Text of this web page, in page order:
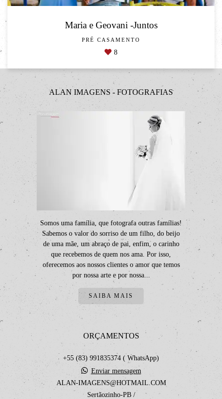
Maria e Geovani -Juntos
PRÉ CASAMENTO
8
ALAN IMAGENS - FOTOGRAFIAS
Somos uma família, que fotografa outras famílias!
Sabemos o valor do sorriso de um filho, do beijo
de uma mãe, um abraço de pai, enfim, o carinho
que recebemos de quem nos ama. Por isso,
oferecemos aos nossos clientes o amor que temos
por nossa arte e por nossa...
SAIBA MAIS
ORÇAMENTOS
+55 (83) 991835374 ( WhatsApp)
Enviar mensagem
ALAN-IMAGENS@HOTMAIL.COM
Sertãozinho-PB /